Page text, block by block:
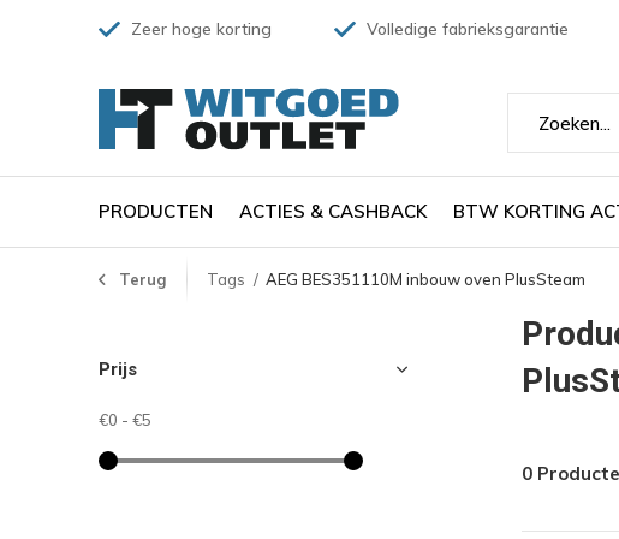
PRODUCTEN ACTIES & CASHBACK BTW KORTING
Zeer hoge korting Volledige fabrieksgarantie
Terug Tags AEG BES351110M inbouw oven PlusSteam
0
Prijs
€0 - €5